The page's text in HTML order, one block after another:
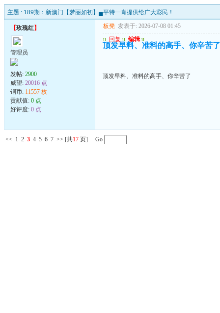
主题 : 189期：新澳门【梦丽如初】▄平特一肖提供给广大彩民！
【玫瑰红】
管理员
发帖: 2900
威望: 20016 点
铜币: 11557 枚
贡献值: 0 点
好评度: 0 点
板凳 发表于: 2026-07-08 01:45
u 回复 u 编辑 u
顶发早料、准料的高手、你辛苦了
顶发早料、准料的高手、你辛苦了
<< 1 2 3 4 5 6 7 >> [共17 页] Go